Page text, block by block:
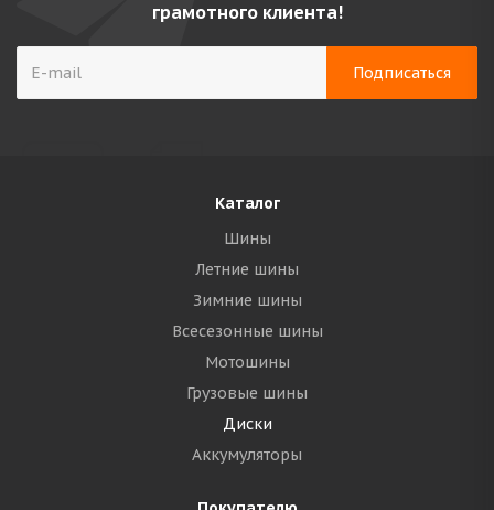
грамотного клиента!
Каталог
Шины
Летние шины
Зимние шины
Всесезонные шины
Мотошины
Грузовые шины
Диски
Аккумуляторы